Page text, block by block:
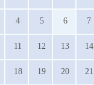
4 5 6 7
11 12 13 14
18 19 20 21